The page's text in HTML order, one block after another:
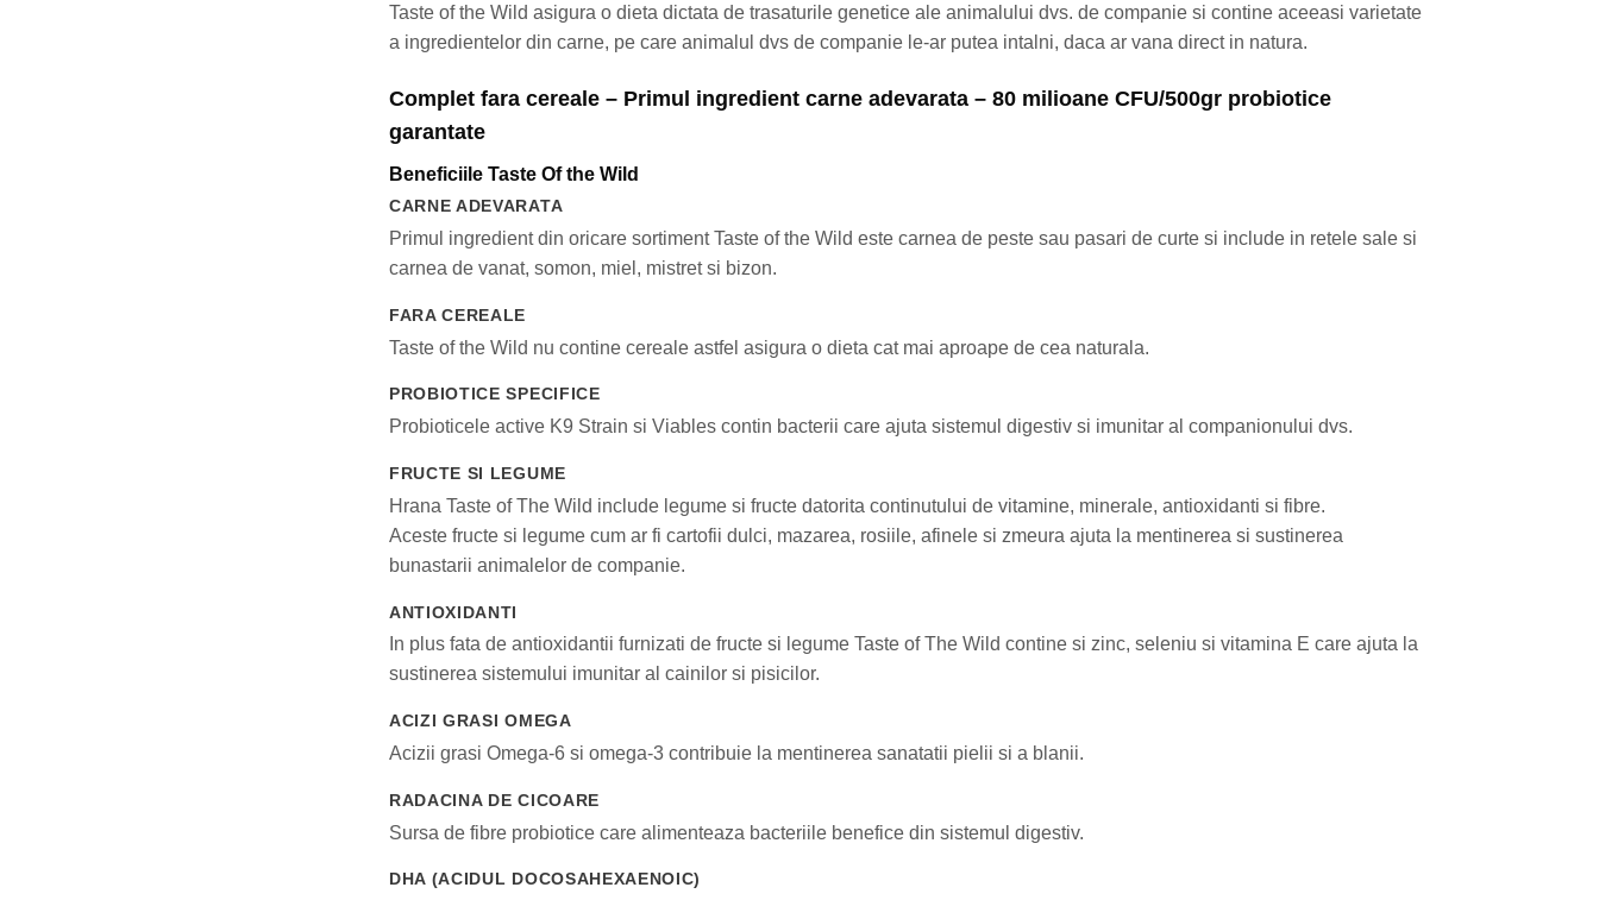
Taste of the Wild asigura o dieta dictata de trasaturile genetice ale animalului dvs. de companie si contine aceeasi varietate
a ingredientelor din carne, pe care animalul dvs de companie le-ar putea intalni, daca ar vana direct in natura.
Complet fara cereale – Primul ingredient carne adevarata – 80 milioane CFU/500gr probiotice
garantate
Beneficiile Taste Of the Wild
CARNE ADEVARATA
Primul ingredient din oricare sortiment Taste of the Wild este carnea de peste sau pasari de curte si include in retele sale si
carnea de vanat, somon, miel, mistret si bizon.
FARA CEREALE
Taste of the Wild nu contine cereale astfel asigura o dieta cat mai aproape de cea naturala.
PROBIOTICE SPECIFICE
Probioticele active K9 Strain si Viables contin bacterii care ajuta sistemul digestiv si imunitar al companionului dvs.
FRUCTE SI LEGUME
Hrana Taste of The Wild include legume si fructe datorita continutului de vitamine, minerale, antioxidanti si fibre.
Aceste fructe si legume cum ar fi cartofii dulci, mazarea, rosiile, afinele si zmeura ajuta la mentinerea si sustinerea
bunastarii animalelor de companie.
ANTIOXIDANTI
In plus fata de antioxidantii furnizati de fructe si legume Taste of The Wild contine si zinc, seleniu si vitamina E care ajuta la
sustinerea sistemului imunitar al cainilor si pisicilor.
ACIZI GRASI OMEGA
Acizii grasi Omega-6 si omega-3 contribuie la mentinerea sanatatii pielii si a blanii.
RADACINA DE CICOARE
Sursa de fibre probiotice care alimenteaza bacteriile benefice din sistemul digestiv.
DHA (ACIDUL DOCOSAHEXAENOIC)